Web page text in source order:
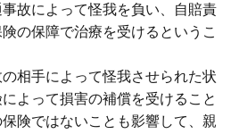
故によって怪我を負い、⾃賠責
の保障で治療を受けるというこ
相⼿によって怪我させられた状
よって損害の補償を受けること
険ではないことも影響して、親